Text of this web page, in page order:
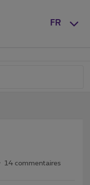
FR
14 commentaires